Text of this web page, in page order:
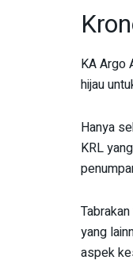
KA Argo
hijau
Hanya
KRL
yang
aspek